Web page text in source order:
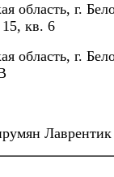
область, г.
кв. 6
область, г.